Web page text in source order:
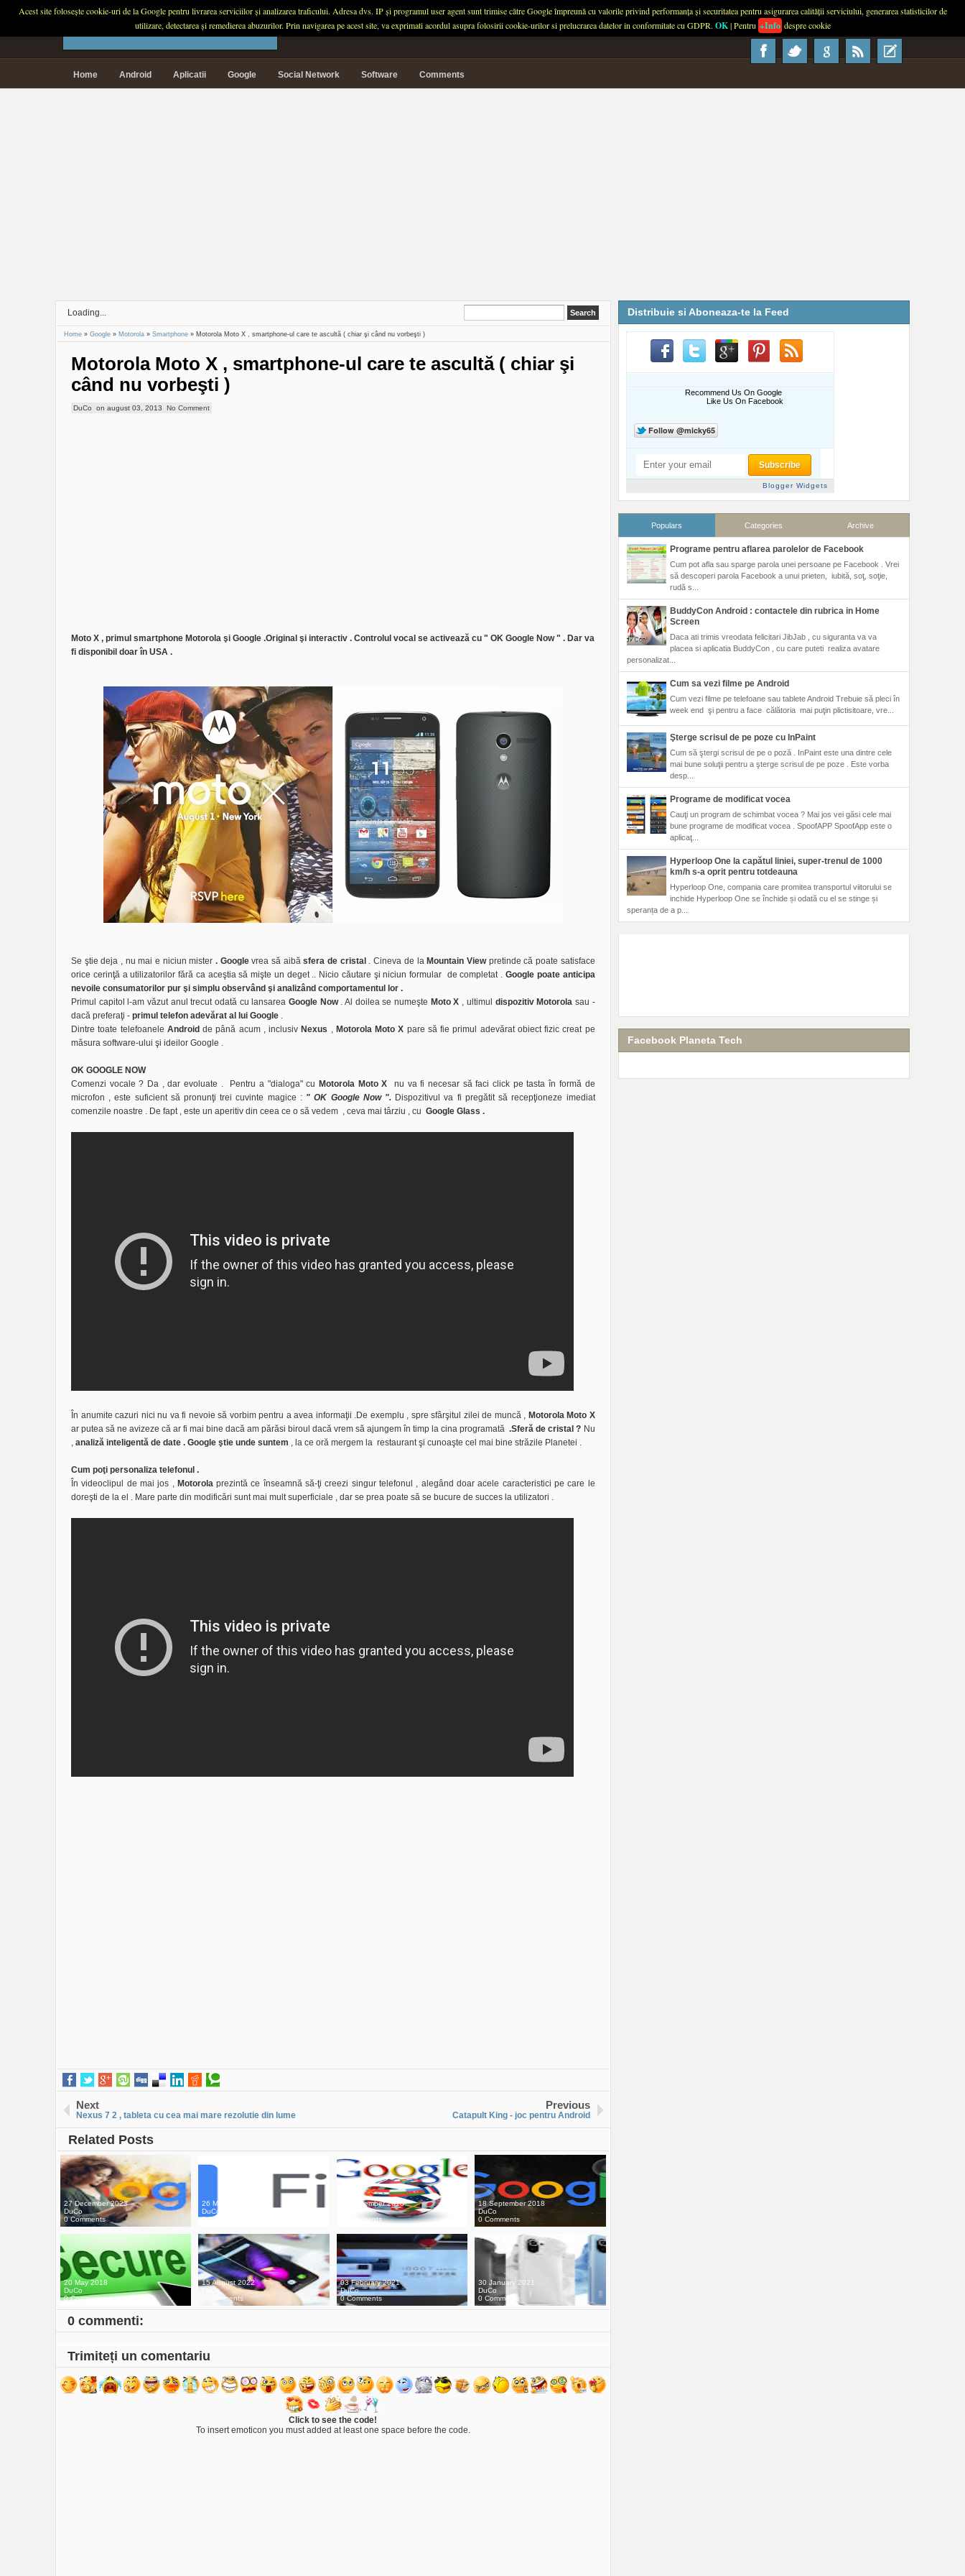
About Contact Advertise Usage
PLANETA TECH
Home Android Aplicatii Google Social Network Software Comments
Loading...
Home » Google » Motorola » Smartphone » Motorola Moto X , smartphone-ul care te ascultă ( chiar şi când nu vorbeşti )
Motorola Moto X , smartphone-ul care te ascultă ( chiar şi
când nu vorbeşti )
DuCo on august 03, 2013 No Comment
Moto X , primul smartphone Motorola şi Google .Original şi interactiv . Controlul vocal se activează cu " OK Google Now " . Dar va
fi disponibil doar în USA .
Se ştie deja , nu mai e niciun mister. Googlevrea să aibăsfera de cristal . Cineva de la Mountain View pretinde că poate satisface
orice cerinţă a utilizatorilor fără ca aceştia să mişte un deget .. Nicio căutare şi niciun formular de completat . Google poate anticipa
nevoile consumatorilor pur şi simplu observând şi analizând comportamentul lor .
Primul capitol l-am văzut anul trecut odată cu lansareaGoogle Now. Al doilea se numeşte Moto X , ultimul dispozitiv Motorola sau -
dacă preferaţi - primul telefon adevărat al lui Google .
Dintre toate telefoanele Android de până acum , inclusiv Nexus , Motorola Moto X pare să fie primul adevărat obiect fizic creat pe
măsura software-ului şi ideilor Google .
OK GOOGLE NOW
Comenzi vocale ? Da , dar evoluate . Pentru a "dialoga" cu Motorola Moto X
nu va fi necesar să faci click pe tasta în formă de
microfon , este suficient să pronunţi trei cuvinte magice : " OK Google Now ". Dispozitivul va fi pregătit să recepţioneze imediat
comenzile noastre . De fapt , este un aperitiv din ceea ce o să vedem , ceva mai târziu , cu Google Glass .
În anumite cazuri nici nu va fi nevoie să vorbim pentru a avea informaţii .De exemplu , spre sfârşitul zilei de muncă , Motorola Moto X
ar putea să ne avizeze că ar fi mai bine dacă am părăsi biroul dacă vrem să ajungem în timp la cina programată.Sferă de cristal ? Nu
, analiză inteligentă de date . Google ştie unde suntem , la ce oră mergem la restaurant şi cunoaşte cel mai bine străzile Planetei .
Cum poţi personaliza telefonul .
În videoclipul de mai jos , Motorolaprezintă ce înseamnă să-ţi creezi singur telefonul , alegând doar acele caracteristici pe care le
doreşti de la el . Mare parte din modificări sunt mai mult superficiale , dar se prea poate să se bucure de succes la utilizatori .
Next
Nexus 7 2 , tableta cu cea mai mare rezolutie din lume
Previous
Catapult King - joc pentru Android
Related Posts
27 December 2023
DuCo
0 Comments
26 May 2020
DuCo
0 Comments
20 November 2018
0 Comments
18 September 2018
DuCo
0 Comments
20 May 2018
DuCo
0 Comments
15 August 2022
DuCo
0 Comments
03 February 2021
DuCo
0 Comments
30 January 2021
DuCo
0 Comments
0 commenti:
Trimiteți un comentariu
Click to see the code!
To insert emoticon you must added at least one space before the code.
Distribuie si Aboneaza-te la Feed
Recommend Us On Google
Like Us On Facebook
Blogger Widgets
Populars Categories Archive
Programe pentru aflarea parolelor de Facebook
Cum pot afla sau sparge parola unei persoane pe Facebook . Vrei
să descoperi parola Facebook a unui prieten, iubită, soţ, soţie,
rudă s...
BuddyCon Android : contactele din rubrica in Home
Screen
Daca ati trimis vreodata felicitari JibJab , cu siguranta va va
placea si aplicatia BuddyCon , cu care puteti realiza avatare
personalizat...
Cum sa vezi filme pe Android
Cum vezi filme pe telefoane sau tablete Android Trebuie să pleci în
week end şi pentru a face călătoria mai puţin plictisitoare, vre...
Şterge scrisul de pe poze cu InPaint
Cum să ştergi scrisul de pe o poză . InPaint este una dintre cele
mai bune soluţii pentru a şterge scrisul de pe poze . Este vorba
desp...
Programe de modificat vocea
Cauţi un program de schimbat vocea ? Mai jos vei găsi cele mai
bune programe de modificat vocea . SpoofAPP SpoofApp este o
aplicaţ...
Hyperloop One la capătul liniei, super-trenul de 1000
km/h s-a oprit pentru totdeauna
Hyperloop One, compania care promitea transportul viitorului se
inchide Hyperloop One se închide și odată cu el se stinge și
speranța de a p...
Facebook Planeta Tech
Acest site folosește cookie-uri de la Google pentru livrarea serviciilor și analizarea traficului. Adresa dvs. IP și programul user agent sunt trimise către Google împreună cu valorile privind performanța și securitatea pentru asigurarea calității serviciului, generarea statisticilor de
utilizare, detectarea și remedierea abuzurilor. Prin navigarea pe acest site, va exprimati acordul asupra folosirii cookie-urilor si prelucrarea datelor in conformitate cu GDPR. OK| Pentru +Info despre cookie